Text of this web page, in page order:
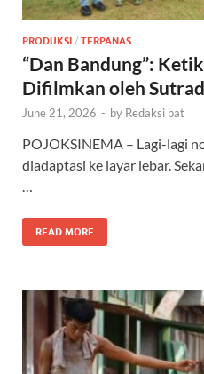
PRODUKSI / TERPANAS
“Dan Bandung”:
Difilmkan oleh
June 21, 2026 - by Redaksi bat
POJOKSINEMA – Lagi-lagi
diadaptasi ke layar lebar.
…
READ MORE